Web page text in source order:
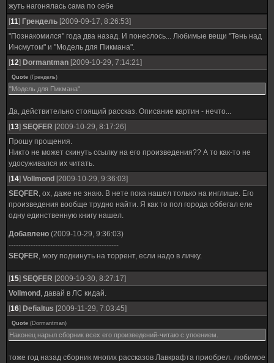
жуть нагонялась сама по себе
[11] Грендель [2009-09-17, 8:26:53]
"Познакомился" года два назад. И понеслось... Любимые вещи "Тень над
Инсмутом" и "Модель для Пикмана".
[12] Dormantman [2009-10-29, 7:14:21]
Quote (Грендель)
"Модель для Пикмана".
Да, действительно стоящий рассказ. Описание картин - нечто...
[13] SEQFER [2009-10-29, 8:17:26]
Прошу прощения.
Никто не может скинуть ссылку на его произведения?? А то как-то не
удосуживался их читать.
[14] Vollmond [2009-10-29, 9:36:03]
SEQFER, ох, даже не знаю. В нете пока нашел только на инглише. Его
произведения вообще трудно найти. Я как то пол города оббегал еле
одну единственную книгу нашел.
Добавлено (2009-10-29, 9:36:03)
---------------------------------------------
SEQFER, могу подкинуть на торрент, если надо в личку.
[15] SEQFER [2009-10-30, 8:27:17]
Vollmond , давай в ЛС кидай.
[16] Defialtus [2009-11-29, 7:03:45]
Quote (Dormantman)
Наконец нарыл сборник всех его произведений-читаю с упоением.
тоже год назад сборник многих рассказов Лавкрафта приобрел. любимое